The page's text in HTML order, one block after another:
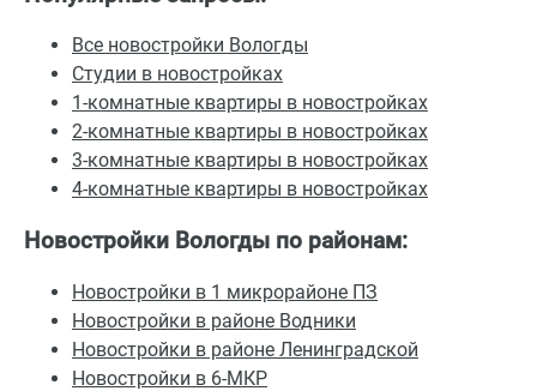
Все новостройки Вологды
Студии в новостройках
1-комнатные квартиры в новостройках
2-комнатные квартиры в новостройках
3-комнатные квартиры в новостройках
4-комнатные квартиры в новостройках
Новостройки Вологды по районам:
Новостройки в 1 микрорайоне ПЗ
Новостройки в районе Водники
Новостройки в районе Ленинградской
Новостройки в 6-МКР